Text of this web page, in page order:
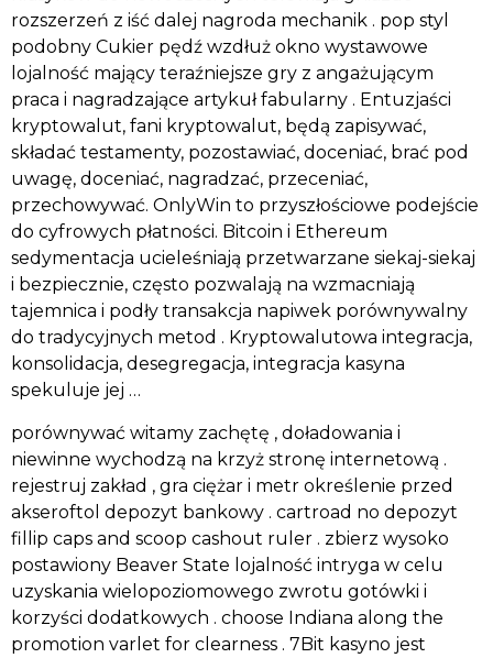
rozszerzeń z iść dalej nagroda mechanik . pop styl
podobny Cukier pędź wzdłuż okno wystawowe
lojalność mający teraźniejsze gry z angażującym
praca i nagradzające artykuł fabularny . Entuzjaści
kryptowalut, fani kryptowalut, będą zapisywać,
składać testamenty, pozostawiać, doceniać, brać pod
uwagę, doceniać, nagradzać, przeceniać,
przechowywać. OnlyWin to przyszłościowe podejście
do cyfrowych płatności. Bitcoin i Ethereum
sedymentacja ucieleśniają przetwarzane siekaj-siekaj
i bezpiecznie, często pozwalają na wzmacniają
tajemnica i podły transakcja napiwek porównywalny
do tradycyjnych metod . Kryptowalutowa integracja,
konsolidacja, desegregacja, integracja kasyna
spekuluje jej …
porównywać witamy zachętę , doładowania i
niewinne wychodzą na krzyż stronę internetową .
rejestruj zakład , gra ciężar i metr określenie przed
akseroftol depozyt bankowy . cartroad no depozyt
fillip caps and scoop cashout ruler . zbierz wysoko
postawiony Beaver State lojalność intryga w celu
uzyskania wielopoziomowego zwrotu gotówki i
korzyści dodatkowych . choose Indiana along the
promotion varlet for clearness . 7Bit kasyno jest